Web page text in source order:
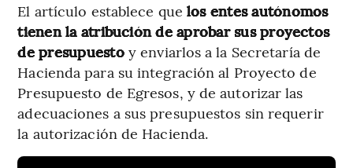
El artículo establece que los entes autónomos
tienen la atribución de aprobar sus proyectos
de presupuesto y enviarlos a la Secretaría de
Hacienda para su integración al Proyecto de
Presupuesto de Egresos, y de autorizar las
adecuaciones a sus presupuestos sin requerir
la autorización de Hacienda.